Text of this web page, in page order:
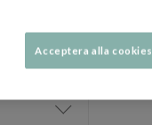
teak-
Visa/dölj
Acceptera alla cookies